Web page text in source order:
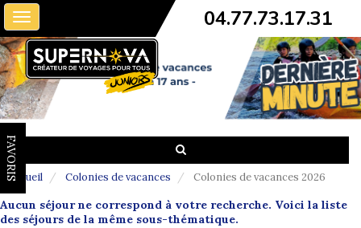
Toggle
navigation
04.77.73.17.31
FAVORIS
Accueil Colonies de vacances Colonies de vacances 2026
Aucun séjour ne correspond à votre recherche. Voici la liste
des séjours de la même sous-thématique.